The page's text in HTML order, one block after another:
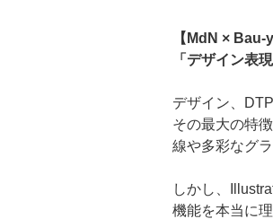
【MdN ×
「デザイン表
デザイン、
その最大の特
線や多彩なグ
しかし、
機能を本当に